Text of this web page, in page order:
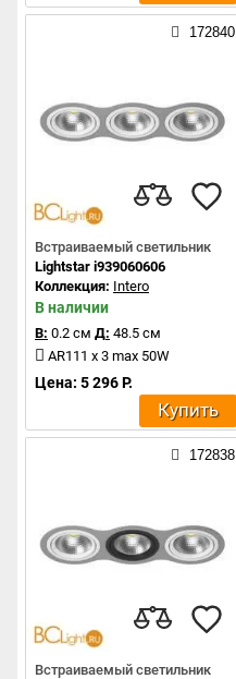
172840
Встраиваемый светильник
Lightstar i939060606
Коллекция: Intero
В наличии
В: 0.2 см Д: 48.5 см
AR111 x 3 max 50W
Цена: 5 296 Р.
Купить
172838
Встраиваемый светильник